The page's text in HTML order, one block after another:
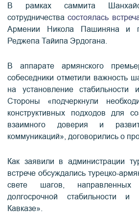
В рамках саммита
сотрудничествасостоялась
Армении Никола Пашиняна и
Реджепа Тайипа Эрдогана.
В аппарате армянского
собеседники отметили важность
на установление
Стороны «подчеркнули
конструктивных подходов для
взаимного доверия и
коммуникаций», договорились о
Как заявили в администрации
встрече обсуждались турецко-
свете шагов,
долгосрочной
Кавказе».